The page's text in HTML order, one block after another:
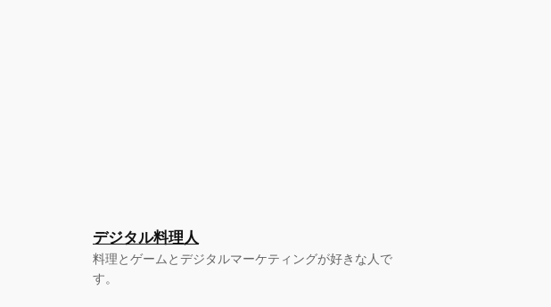
デジタル料理人
料理とゲームとデジタルマーケティングが好きな人で
す。